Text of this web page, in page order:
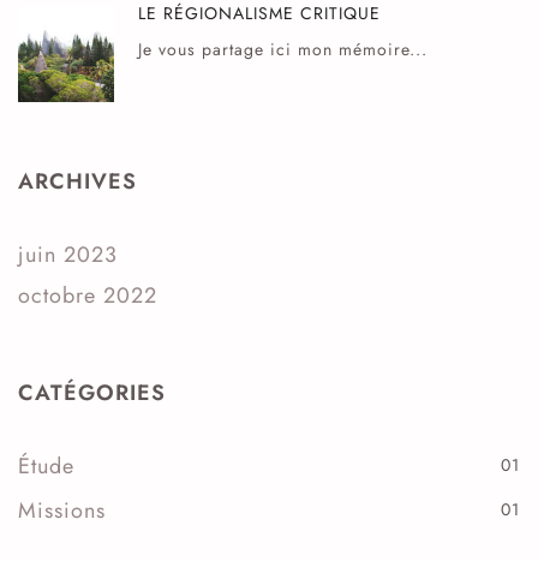
LE RÉGIONALISME CRITIQUE
Je vous partage ici mon mémoire...
ARCHIVES
juin 2023
octobre 2022
CATÉGORIES
Étude 01
Missions 01